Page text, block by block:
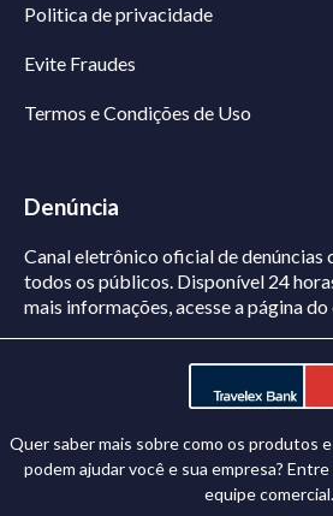
Politica de privacidade
Evite Fraudes
Termos e Condições de Uso
Denúncia
Canal eletrônico oficial de denúncias
todos os públicos. Disponível 24
mais informações, acesse a página do
Quer saber mais sobre como os produtos
podem ajudar você e sua empresa?
equipe comercial.